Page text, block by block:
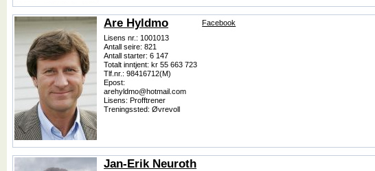
Are Hyldmo
Lisens nr.: 1001013
Antall seire: 821
Antall starter: 6 147
Totalt inntjent: kr 55 663 723
Tlf.nr.: 98416712(M)
Epost:
arehyldmo@hotmail.com
Lisens: Profftrener
Treningssted: Øvrevoll
Facebook
Jan-Erik Neuroth